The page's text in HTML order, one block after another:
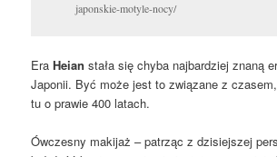
japonskie-motyle-nocy/
Era Heian stała się chyba najbardziej znaną
Japonii. Być może jest to związane z
tu o prawie 400 latach.
Ówczesny makijaż – patrząc z dzisiejszej